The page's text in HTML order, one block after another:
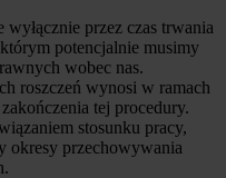
przez czas trwania
potencjalnie musimy
wobec nas.
roszczeń wynosi w ramach
tej procedury.
stosunku pracy,
okresy przechowywania